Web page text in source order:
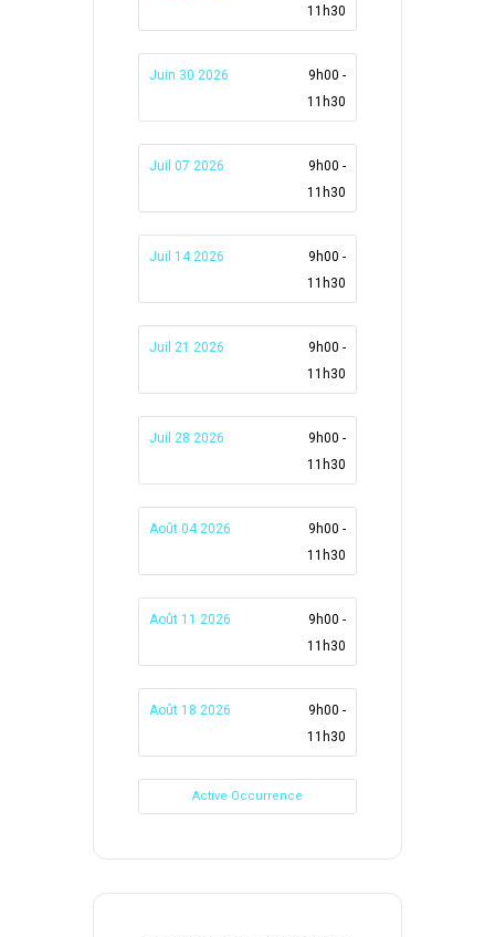
11h30
Juin 30 2026
9h00 -
11h30
Juil 07 2026
9h00 -
11h30
Juil 14 2026
9h00 -
11h30
Juil 21 2026
9h00 -
11h30
Juil 28 2026
9h00 -
11h30
Août 04 2026
9h00 -
11h30
Août 11 2026
9h00 -
11h30
Août 18 2026
9h00 -
11h30
Active Occurrence